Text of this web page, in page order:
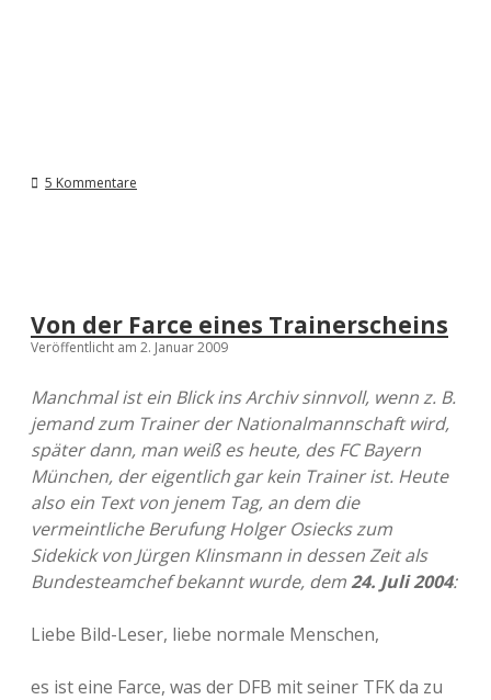
5 Kommentare
Von der Farce eines Trainerscheins
Veröffentlicht am 2. Januar 2009
Manchmal ist ein Blick ins Archiv sinnvoll, wenn z. B.
jemand zum Trainer der Nationalmannschaft wird,
später dann, man weiß es heute, des FC Bayern
München, der eigentlich gar kein Trainer ist. Heute
also ein Text von jenem Tag, an dem die
vermeintliche Berufung Holger Osiecks zum
Sidekick von Jürgen Klinsmann in dessen Zeit als
Bundesteamchef bekannt wurde, dem24. Juli 2004:
Liebe Bild-Leser, liebe normale Menschen,
es ist eine Farce, was der DFB mit seiner TFK da zu